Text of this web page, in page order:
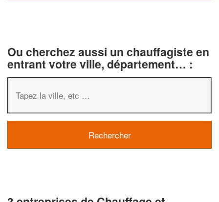
Ou cherchez aussi un chauffagiste en
entrant votre ville, département… :